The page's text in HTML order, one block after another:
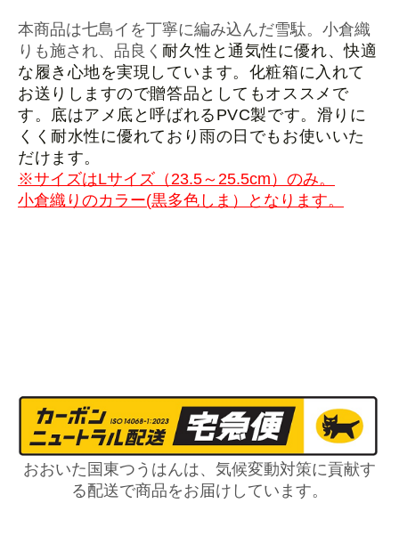
本商品は七島イを丁寧に編み込んだ雪駄。小倉織
りも施され、品良く 耐久性と通気性に優れ、快適
な履き心地を実現しています。化粧箱に入れて
お送りしますので贈答品としてもオススメで
す。底はアメ底と呼ばれるPVC製です。滑りに
くく耐水性に優れており雨の日でもお使いいた
だけます。
※サイズはLサイズ（23.5～25.5cm）のみ。
小倉織りのカラー(黒多色しま）となります。
おおいた国東つうはんは、気候変動対策に貢献す
る配送で商品をお届けしています。